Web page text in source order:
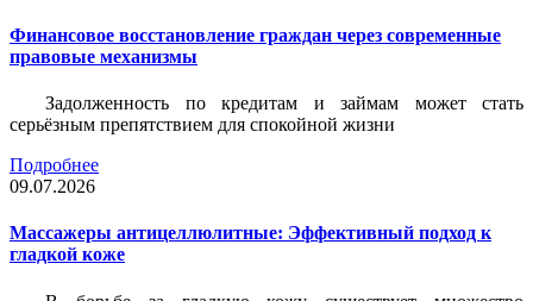
Финансовое восстановление граждан через современные
правовые механизмы
Задолженность по кредитам и займам может стать
серьёзным препятствием для спокойной жизни
Подробнее
09.07.2026
Массажеры антицеллюлитные: Эффективный подход к
гладкой коже